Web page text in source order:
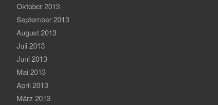
Oktober 2013
September 2013
August 2013
Juli 2013
Juni 2013
Mai 2013
April 2013
März 2013